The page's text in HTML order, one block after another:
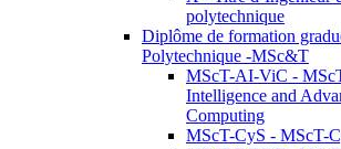
polytechnique
Diplôme de formation
Polytechnique -MSc&T
MScT-AI-ViC -
Intelligence and
Computing
MScT-CyS - MScT-